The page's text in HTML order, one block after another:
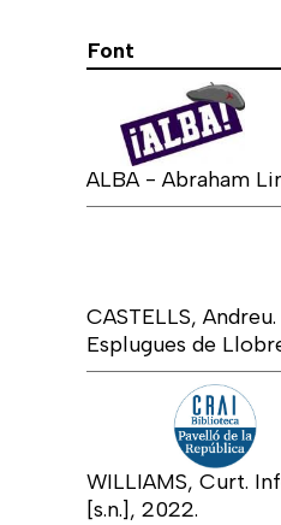
Font
ALBA - Abraham
CASTELLS,
Esplugues de
WILLIAMS, Curt.
[s.n.], 2022.